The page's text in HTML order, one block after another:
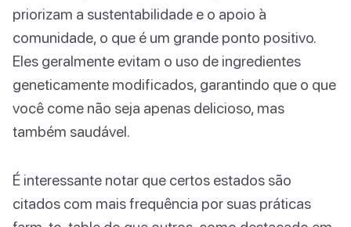
priorizam a sustentabilidade e o apoio à
comunidade, o que é um grande ponto positivo.
Eles geralmente evitam o uso de ingredientes
geneticamente modificados, garantindo que o que
você come não seja apenas delicioso, mas
também saudável.
É interessante notar que certos estados são
citados com mais frequência por suas práticas